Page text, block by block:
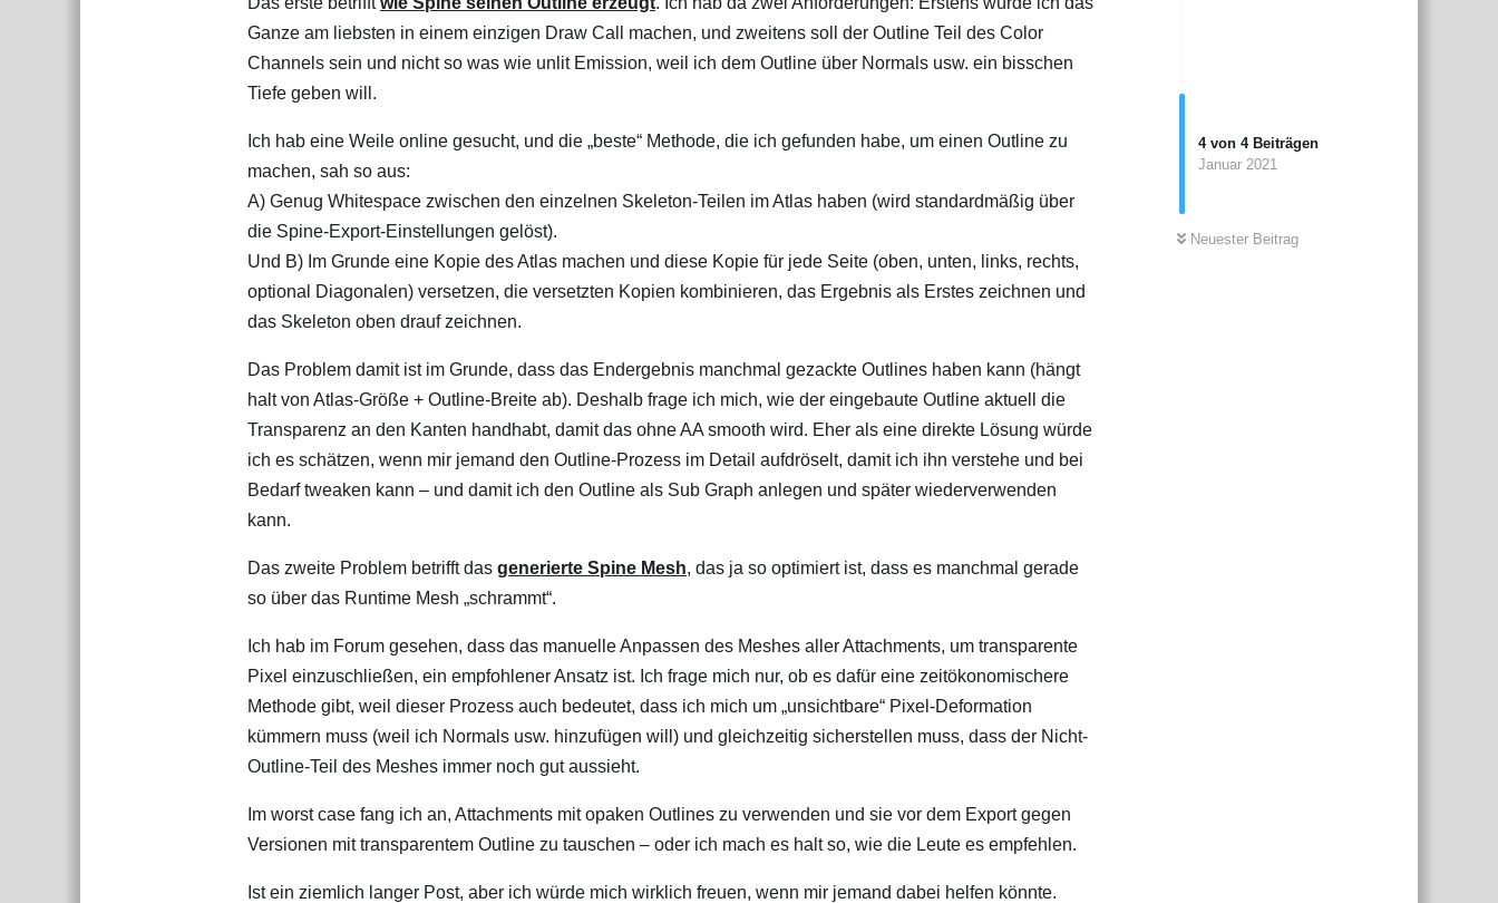
4von 4Beiträgen
Januar 2021
Neuester Beitrag
Ganze am liebsten in einem einzigen Draw Call machen, und zweitens soll der Outline Teil des Color
Channels sein und nicht so was wie unlit Emission, weil ich dem Outline über Normals usw. ein bisschen
Tiefe geben will.
Ich hab eine Weile online gesucht, und die „beste“ Methode, die ich gefunden habe, um einen Outline zu
machen, sah so aus:
A) Genug Whitespace zwischen den einzelnen Skeleton-Teilen im Atlas haben (wird standardmäßig über
die Spine-Export-Einstellungen gelöst).
Und B) Im Grunde eine Kopie des Atlas machen und diese Kopie für jede Seite (oben, unten, links, rechts,
optional Diagonalen) versetzen, die versetzten Kopien kombinieren, das Ergebnis als Erstes zeichnen und
das Skeleton oben drauf zeichnen.
Das Problem damit ist im Grunde, dass das Endergebnis manchmal gezackte Outlines haben kann (hängt
halt von Atlas-Größe + Outline-Breite ab). Deshalb frage ich mich, wie der eingebaute Outline aktuell die
Transparenz an den Kanten handhabt, damit das ohne AA smooth wird. Eher als eine direkte Lösung würde
ich es schätzen, wenn mir jemand den Outline-Prozess im Detail aufdröselt, damit ich ihn verstehe und bei
Bedarf tweaken kann – und damit ich den Outline als Sub Graph anlegen und später wiederverwenden
kann.
Das zweite Problem betrifft das generierte Spine Mesh, das ja so optimiert ist, dass es manchmal gerade
so über das Runtime Mesh „schrammt“.
Ich hab im Forum gesehen, dass das manuelle Anpassen des Meshes aller Attachments, um transparente
Pixel einzuschließen, ein empfohlener Ansatz ist. Ich frage mich nur, ob es dafür eine zeitökonomischere
Methode gibt, weil dieser Prozess auch bedeutet, dass ich mich um „unsichtbare“ Pixel-Deformation
kümmern muss (weil ich Normals usw. hinzufügen will) und gleichzeitig sicherstellen muss, dass der Nicht-
Outline-Teil des Meshes immer noch gut aussieht.
Im worst case fang ich an, Attachments mit opaken Outlines zu verwenden und sie vor dem Export gegen
Versionen mit transparentem Outline zu tauschen – oder ich mach es halt so, wie die Leute es empfehlen.
Ist ein ziemlich langer Post, aber ich würde mich wirklich freuen, wenn mir jemand dabei helfen könnte.